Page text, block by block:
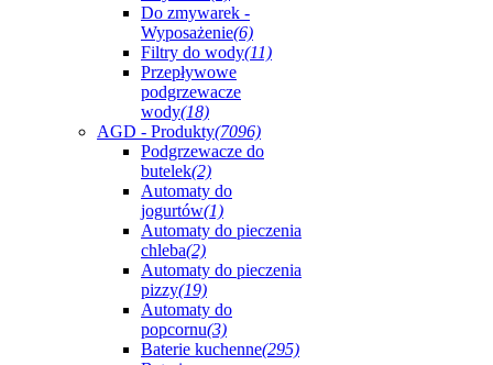
Do zmywarek -
Wyposażenie(6)
Filtry do wody(11)
Przepływowe
podgrzewacze
wody(18)
AGD - Produkty(7096)
Podgrzewacze do
butelek(2)
Automaty do
jogurtów(1)
Automaty do pieczenia
chleba(2)
Automaty do pieczenia
pizzy(19)
Automaty do
popcornu(3)
Baterie kuchenne(295)